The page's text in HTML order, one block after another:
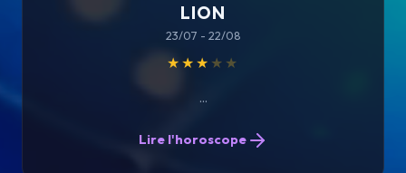
LION
23/07 - 22/08
★★★ ★★
...
Lire l'horoscope